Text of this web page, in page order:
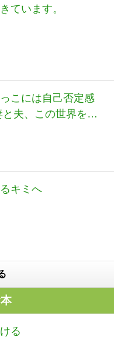
ています。
こには自己否定感
夫、この世界を生
キミへ
る